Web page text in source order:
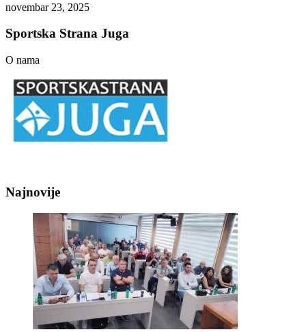
novembar 23, 2025
Sportska Strana Juga
O nama
Najnovije